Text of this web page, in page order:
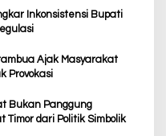
Inkonsistensi Bupati
Ajak Masyarakat
Provokasi
Bukan Panggung
Timor dari Politik Simbolik